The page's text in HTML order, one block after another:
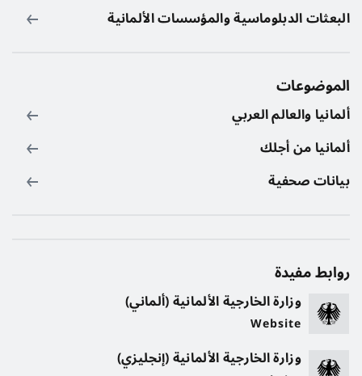
البعثات الدبلوماسية والمؤسسات الألمانية
الموضوعات
ألمانيا والعالم العربي
ألمانيا من أجلك
بيانات صحفية
روابط مفيدة
وزارة الخارجية الألمانية (ألماني)
Website
وزارة الخارجية الألمانية (إنجليزي)